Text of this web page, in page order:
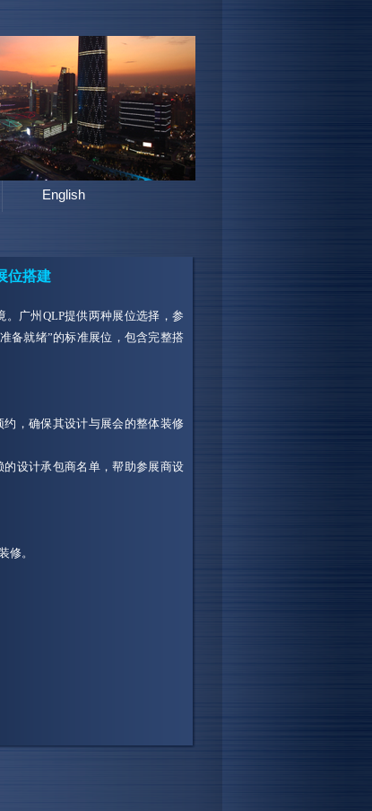
English
位搭建
广州QLP提供两种展位选择，参
备就绪”的标准展位，包含完整搭
，确保其设计与展会的整体装修
设计承包商名单，帮助参展商设
修。